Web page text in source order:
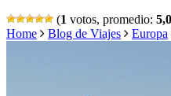
(1 votos, promedio:
Home
Blog de Viajes Europa